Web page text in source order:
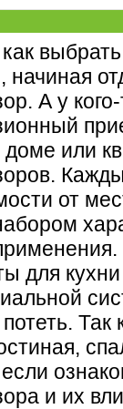
начиная
А у
или
от
для
Так
если
и их